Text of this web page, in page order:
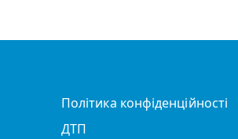
Політика конфіденційності
ДТП